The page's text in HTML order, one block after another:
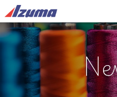
HOME
ブログ
企業情報